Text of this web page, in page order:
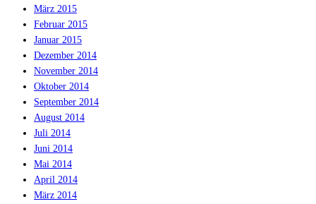
März 2015
Februar 2015
Januar 2015
Dezember 2014
November 2014
Oktober 2014
September 2014
August 2014
Juli 2014
Juni 2014
Mai 2014
April 2014
März 2014